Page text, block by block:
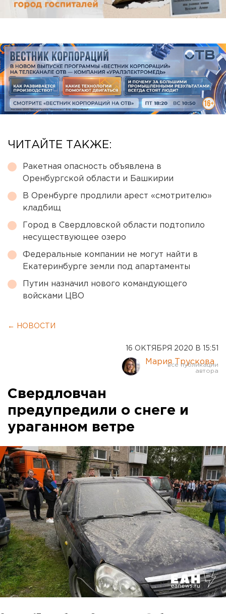
ЧИТАЙТЕ ТАКЖЕ:
Ракетная опасность объявлена в
Оренбургской области и Башкирии
В Оренбурге продлили арест «смотрителю»
кладбищ
Город в Свердловской области подтопило
несуществующее озеро
Федеральные компании не могут найти в
Екатеринбурге земли под апартаменты
Путин назначил нового командующего
войсками ЦВО
← НОВОСТИ
16 ОКТЯБРЯ 2020 В 15:51
Мария Трускова
Свердловчан
предупредили о снеге и
ураганном ветре